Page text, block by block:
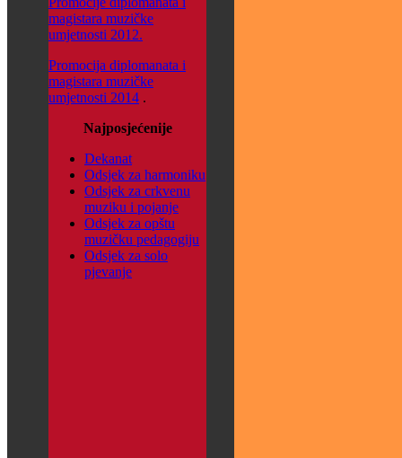
magistara muzičke
umjetnosti 2012.
Promocija diplomanata i
magistara muzičke
umjetnosti 2014 .
Najposjećenije
Dekanat
Odsjek za harmoniku
Odsjek za crkvenu
muziku i pojanje
Odsjek za opštu
muzičku pedagogiju
Odsjek za solo
pjevanje